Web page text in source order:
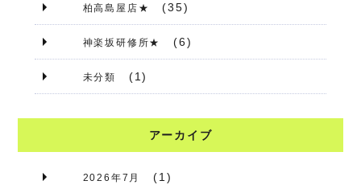
柏高島屋店★ (35)
神楽坂研修所★ (6)
未分類 (1)
アーカイブ
2026年7月 (1)